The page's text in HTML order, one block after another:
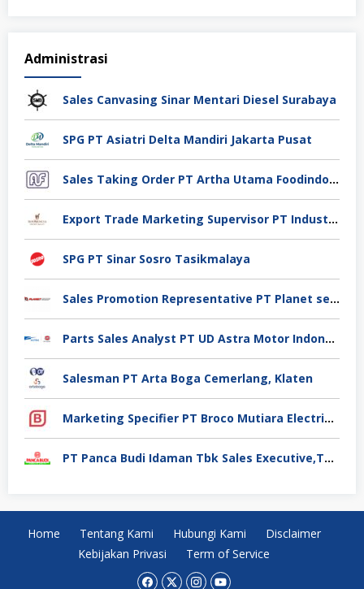
Administrasi
Sales Canvasing Sinar Mentari Diesel Surabaya
SPG PT Asiatri Delta Mandiri Jakarta Pusat
Sales Taking Order PT Artha Utama Foodindo Tangerang
Export Trade Marketing Supervisor PT Industri Jamu Dan Farmasi Sido Muncul Tbk, Jakarta
SPG PT Sinar Sosro Tasikmalaya
Sales Promotion Representative PT Planet selancar Mandiri, Pontianak
Parts Sales Analyst PT UD Astra Motor Indonesia, Jakarta Utara
Salesman PT Arta Boga Cemerlang, Klaten
Marketing Specifier PT Broco Mutiara Electrical Industry, Tangerang
PT Panca Budi Idaman Tbk Sales Executive,Tangerang
Home Tentang Kami Hubungi Kami
Disclaimer
Kebijakan Privasi
Term of Service